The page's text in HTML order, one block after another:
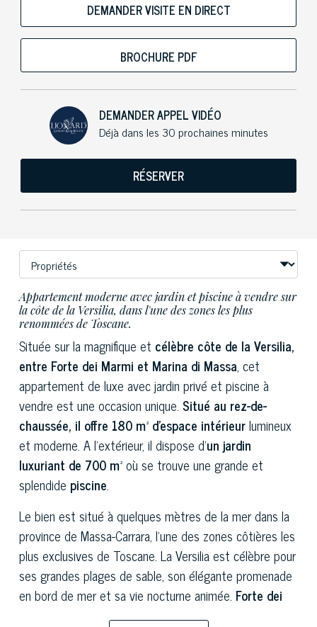
DEMANDER VISITE EN DIRECT
BROCHURE PDF
DEMANDER APPEL VIDÉO
Déjà dans les 30 prochaines minutes
RÉSERVER
Appartement moderne avec jardin et piscine à vendre sur
la côte de la Versilia, dans l'une des zones les plus
renommées de Toscane.
Située sur la magnifique et célèbre côte de la Versilia,
entre Forte dei Marmi et Marina di Massa, cet
appartement de luxe avec jardin privé et piscine à
vendre est une occasion unique. Situé au rez-de-
chaussée, il offre 180 m² d'espace intérieurlumineux
et moderne. A l'extérieur, il dispose d'un jardin
luxuriant de 700 m²où se trouve une grande et
splendide piscine.
Le bien est situé à quelques mètres de la mer dans la
province de Massa-Carrara, l'une des zones côtières les
plus exclusives de Toscane. La Versilia est célèbre pour
ses grandes plages de sable, son élégante promenade
en bord de mer et sa vie nocturne animée. Forte dei
est réputée pour ses boutiques de haute